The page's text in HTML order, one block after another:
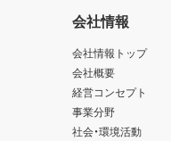
会社情報
会社情報トップ
会社概要
経営コンセプト
事業分野
社会・環境活動